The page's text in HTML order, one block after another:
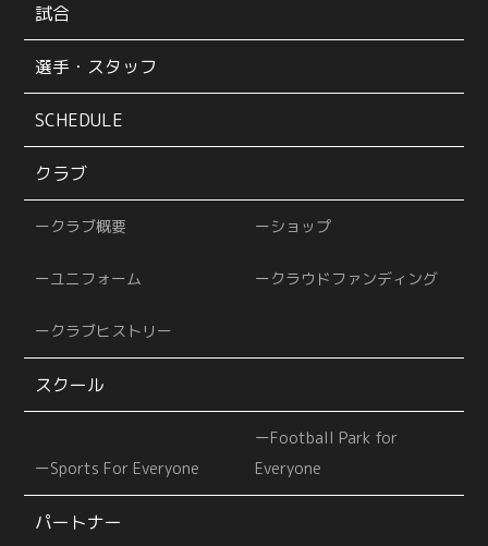
試合
選手・スタッフ
SCHEDULE
クラブ
クラブ概要 ショップ
ユニフォーム クラウドファンディング
クラブヒストリー
スクール
Sports For Everyone
Football Park for
Everyone
パートナー